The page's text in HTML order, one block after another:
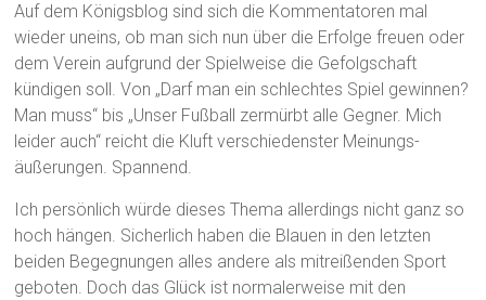
Auf dem Königsblog sind sich die Kommentatoren mal
wieder uneins, ob man sich nun über die Erfolge freuen oder
dem Verein aufgrund der Spielweise die Gefolgschaft
kündigen soll. Von „Darf man ein schlechtes Spiel gewinnen?
Man muss“ bis „Unser Fußball zermürbt alle Gegner. Mich
leider auch“ reicht die Kluft verschiedenster Meinungs-
äußerungen. Spannend.
Ich persönlich würde dieses Thema allerdings nicht ganz so
hoch hängen. Sicherlich haben die Blauen in den letzten
beiden Begegnungen alles andere als mitreißenden Sport
geboten. Doch das Glück ist normalerweise mit den